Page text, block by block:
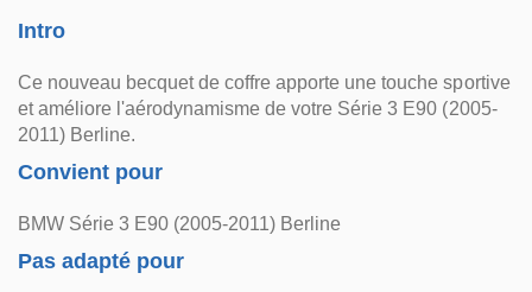
Intro
Ce nouveau becquet de coffre apporte une touche sportive
et améliore l'aérodynamisme de votre Série 3 E90 (2005-
2011) Berline.
Convient pour
BMW Série 3 E90 (2005-2011) Berline
Pas adapté pour